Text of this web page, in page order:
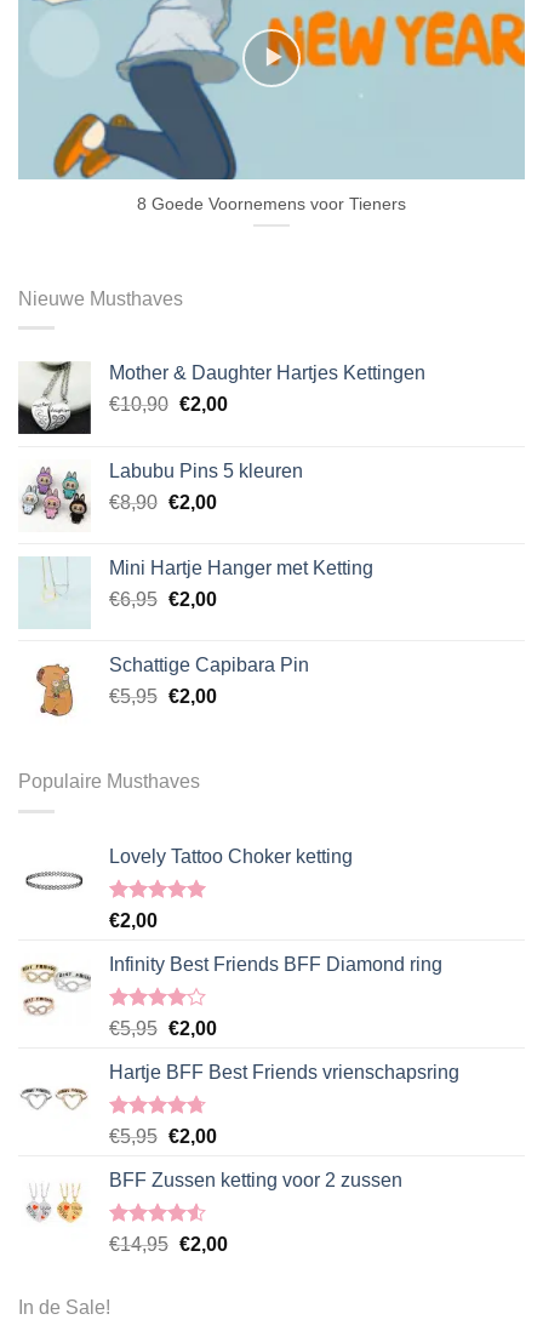
8 Goede Voornemens voor Tieners
Nieuwe Musthaves
Mother & Daughter Hartjes Kettingen
€10,90 €2,00
Labubu Pins 5 kleuren
€8,90 €2,00
Mini Hartje Hanger met Ketting
€6,95 €2,00
Schattige Capibara Pin
€5,95 €2,00
Populaire Musthaves
Lovely Tattoo Choker ketting
Gewaardeerd
€2,00
Infinity Best Friends BFF Diamond ring
Gewaardeerd
5
€5,95 €2,00
Hartje BFF Best Friends vrienschapsring
Gewaardeerd
€5,95 €2,00
BFF Zussen ketting voor 2 zussen
Gewaardeerd
€14,95 €2,00
In de Sale!